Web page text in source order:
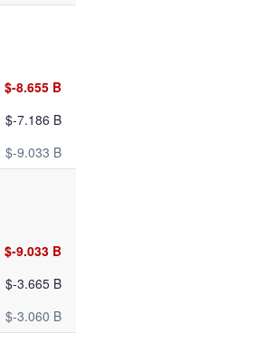
$-8.655 B
$-7.186 B
$-9.033 B
$-9.033 B
$-3.665 B
$-3.060 B